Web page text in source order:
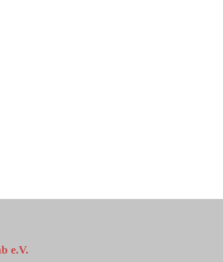
e.V.